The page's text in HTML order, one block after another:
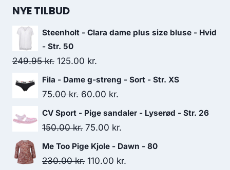
NYE TILBUD
Steenholt - Clara dame plus size bluse - Hvid
- Str. 50
249.95kr. Original
price
was:
125.00 kr.
price
is:
Fila - Dame g-streng - Sort - Str. XS
75.00kr. Original
price
was:
60.00 kr.
price
is:
CV Sport - Pige sandaler - Lyserød - Str. 26
150.00kr. Original
price
was:
75.00 kr.
price
is:
Me Too Pige Kjole - Dawn - 80
230.00kr. Original
110.00 kr.